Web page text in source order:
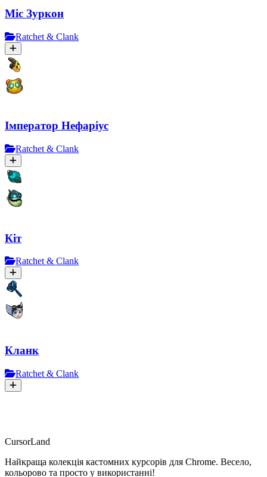
Міс Зуркон
Ratchet & Clank
Імператор Нефаріус
Ratchet & Clank
Кіт
Ratchet & Clank
Кланк
Ratchet & Clank
CursorLand
Найкраща колекція кастомних курсорів для Chrome. Весело,
кольорово та просто у використанні!